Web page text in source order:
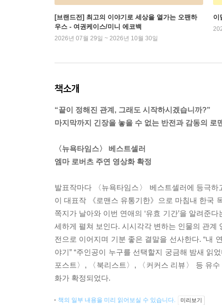
[브랜드전] 최고의 이야기로 세상을 열가는 오팬하
우스 - 여권케이스/미니 에코백
2026년 07월 29일 ~ 2026년 10월 30일
이
책소개
“끝이 정해진 관계, 그래도 시작하시겠습니까?”
마지막까지 긴장을 놓을 수 없는 반전과 감동의 로
〈뉴욕타임스〉 베스트셀러
엠마 로버츠 주연 영상화 확정
발표작마다 〈뉴욕타임스〉 베스트셀러에 등극
이 대표작 《로맨스 유통기한》으로 마침내 한국
쪽지가 날아와 이번 연애의 ‘유효 기간’을 알려준
세하게 펼쳐 보인다. 시시각각 변하는 인물의 관
전으로 이어지며 기분 좋은 결말을 선사한다. “내
야기” “주인공이 누구를 선택할지 궁금해 밤새 읽
포스트〉, 〈북리스트〉, 〈커커스 리뷰〉 등 유
화가 확정되었다.
책의 일부 내용을 미리 읽어보실 수 있습니다. 미리보기